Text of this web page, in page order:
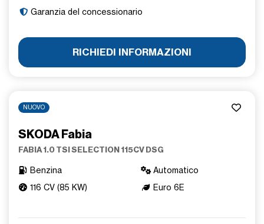
Garanzia del concessionario
RICHIEDI INFORMAZIONI
NUOVO
SKODA Fabia
FABIA 1.0 TSI SELECTION 115CV DSG
Benzina
Automatico
116 CV (85 KW)
Euro 6E